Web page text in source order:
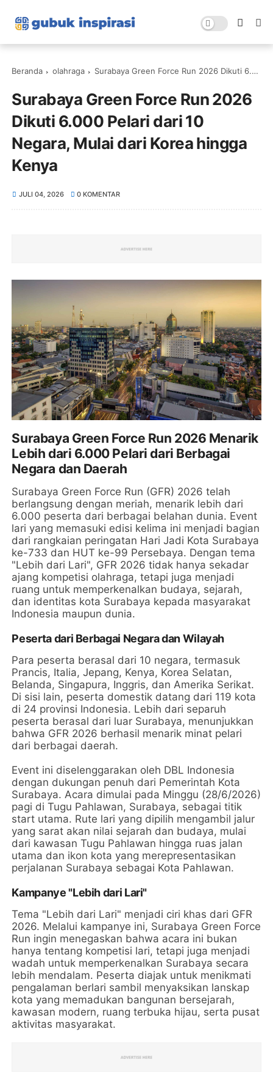
Beranda olahraga Surabaya Green Force Run 2026 Dikuti 6.000 Pelari dari 10 Negara, Mulai dari Korea hingga Kenya
Surabaya Green Force Run 2026
Dikuti 6.000 Pelari dari 10
Negara, Mulai dari Korea hingga
Kenya
JULI 04, 2026 0 KOMENTAR
Surabaya Green Force Run 2026 Menarik
Lebih dari 6.000 Pelari dari Berbagai
Negara dan Daerah
Surabaya Green Force Run (GFR) 2026 telah
berlangsung dengan meriah, menarik lebih dari
6.000 peserta dari berbagai belahan dunia. Event
lari yang memasuki edisi kelima ini menjadi bagian
dari rangkaian peringatan Hari Jadi Kota Surabaya
ke-733 dan HUT ke-99 Persebaya. Dengan tema
"Lebih dari Lari", GFR 2026 tidak hanya sekadar
ajang kompetisi olahraga, tetapi juga menjadi
ruang untuk memperkenalkan budaya, sejarah,
dan identitas kota Surabaya kepada masyarakat
Indonesia maupun dunia.
Peserta dari Berbagai Negara dan Wilayah
Para peserta berasal dari 10 negara, termasuk
Prancis, Italia, Jepang, Kenya, Korea Selatan,
Belanda, Singapura, Inggris, dan Amerika Serikat.
Di sisi lain, peserta domestik datang dari 119 kota
di 24 provinsi Indonesia. Lebih dari separuh
peserta berasal dari luar Surabaya, menunjukkan
bahwa GFR 2026 berhasil menarik minat pelari
dari berbagai daerah.
Event ini diselenggarakan oleh DBL Indonesia
dengan dukungan penuh dari Pemerintah Kota
Surabaya. Acara dimulai pada Minggu (28/6/2026)
pagi di Tugu Pahlawan, Surabaya, sebagai titik
start utama. Rute lari yang dipilih mengambil jalur
yang sarat akan nilai sejarah dan budaya, mulai
dari kawasan Tugu Pahlawan hingga ruas jalan
utama dan ikon kota yang merepresentasikan
perjalanan Surabaya sebagai Kota Pahlawan.
Kampanye "Lebih dari Lari"
Tema "Lebih dari Lari" menjadi ciri khas dari GFR
2026. Melalui kampanye ini, Surabaya Green Force
Run ingin menegaskan bahwa acara ini bukan
hanya tentang kompetisi lari, tetapi juga menjadi
wadah untuk memperkenalkan Surabaya secara
lebih mendalam. Peserta diajak untuk menikmati
pengalaman berlari sambil menyaksikan lanskap
kota yang memadukan bangunan bersejarah,
kawasan modern, ruang terbuka hijau, serta pusat
aktivitas masyarakat.